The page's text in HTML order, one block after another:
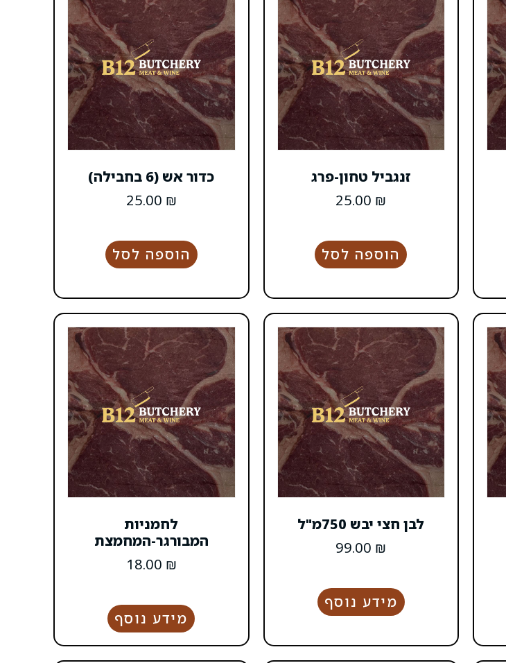
זנגביל טחון-פרג
25.00 ₪
הוספה לסל
כדור אש (6 בחבילה)
25.00 ₪
הוספה לסל
לבן חצי יבש 750מ"ל
99.00 ₪
מידע נוסף
לחמניות
המבורגר-המחמצת
18.00 ₪
מידע נוסף